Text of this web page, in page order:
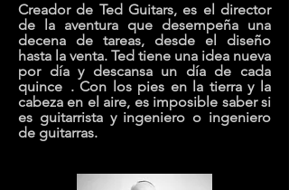
Creador de Ted Guitars, es el director
de la aventura que desempeña una
decena de tareas, desde el diseño
hasta la venta. Ted tiene una idea nueva
por día y descansa un día de cada
quince . Con los pies en la tierra y la
cabeza en el aire, es imposible saber si
es guitarrista y ingeniero o ingeniero
de guitarras.